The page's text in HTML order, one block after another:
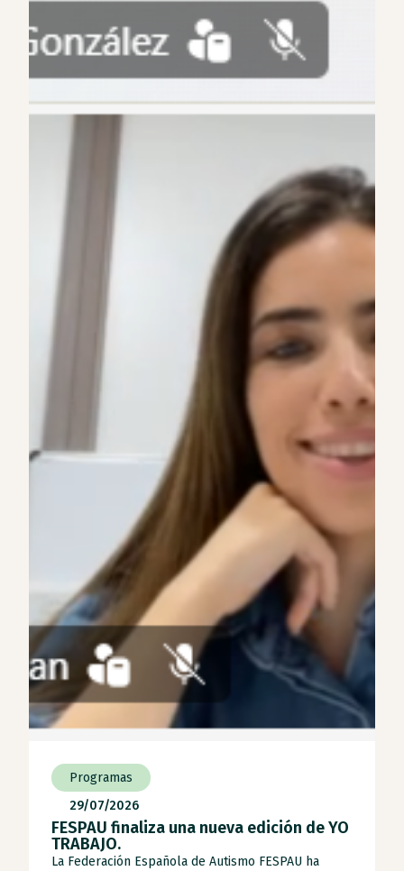
Programas
29/07/2026
FESPAU finaliza una nueva edición de YO
TRABAJO.
La Federación Española de Autismo FESPAU ha